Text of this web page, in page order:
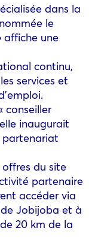
dans la
le
affiche une
continu,
services et
conseiller
inaugurait
partenariat
offres du site
partenaire
accéder via
Jobijoba et à
20 km de la